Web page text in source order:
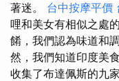
著迷。 台中按摩平價
哩和美女有相似之處
餚，我們認為味道和
然，我們知道印度美
收集了布達佩斯的九